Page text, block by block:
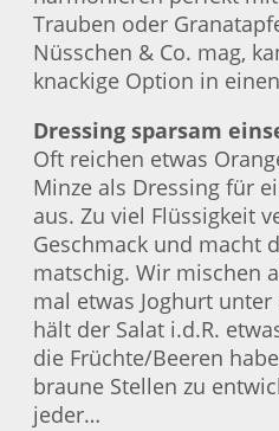
Trauben oder
Nüsschen & Co. mag,
knackige Option in
Dressing sparsam
Oft reichen etwas
Minze als Dressing für
aus. Zu viel Flüssigkeit
Geschmack und macht
matschig. Wir mischen
mal etwas Joghurt
hält der Salat i.d.R.
die Früchte/Beeren
braune Stellen zu
jeder…